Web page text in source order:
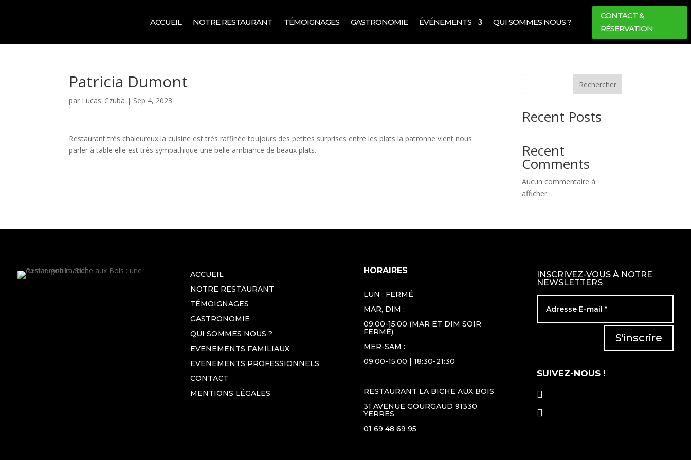
ACCUEIL NOTRE RESTAURANT TÉMOIGNAGES GASTRONOMIE ÉVÉNEMENTS QUI SOMMES NOUS ?
CONTACT &
RÉSERVATION
Patricia Dumont
par Lucas_Czuba | Sep 4, 2023
Restaurant très chaleureux la cuisine est très raffinée toujours des petites surprises entre les plats la patronne vient nous
parler à table elle est très sympathique une belle ambiance de beaux plats.
Rechercher
Recent Posts
Recent
Comments
Aucun commentaire à
afficher.
ACCUEIL
NOTRE RESTAURANT
TÉMOIGNAGES
GASTRONOMIE
QUI SOMMES NOUS ?
EVENEMENTS FAMILIAUX
EVENEMENTS PROFESSIONNELS
CONTACT
MENTIONS LÉGALES
HORAIRES
LUN : FERMÉ
MAR, DIM :
09:00-15:00 (MAR ET DIM SOIR
FERMÉ)
MER-SAM :
09:00-15:00 | 18:30-21:30
RESTAURANT LA BICHE AUX BOIS
31 AVENUE GOURGAUD 91330
YERRES
01 69 48 69 95
INSCRIVEZ-VOUS À NOTRE
NEWSLETTERS
S'inscrire
SUIVEZ-NOUS !

